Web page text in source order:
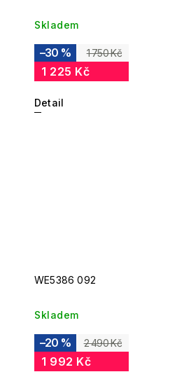
Skladem
1 750 Kč
–30 %
1 225 Kč
Detail
WE5386 092
Skladem
2 490 Kč
–20 %
1 992 Kč